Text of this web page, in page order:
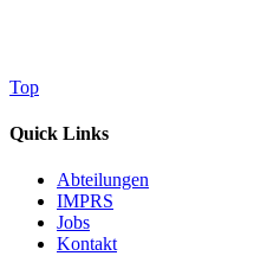
Top
Quick Links
Abteilungen
IMPRS
Jobs
Kontakt